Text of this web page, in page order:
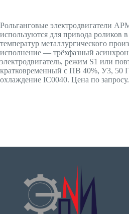
Рольганговые электродвигатели
используются для привода роликов
температур металлургического
исполнение — трёхфазный
электродвигатель, режим S1 или
кратковременный с ПВ 40%, У3, 50
охлаждение IC0040. Цена по запросу.